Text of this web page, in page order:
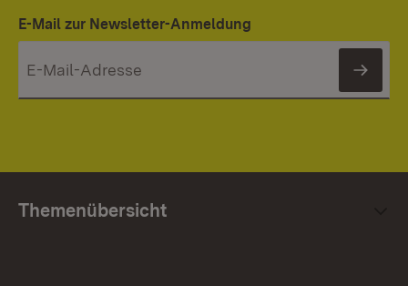
E-Mail zur Newsletter-Anmeldung
Themenübersicht